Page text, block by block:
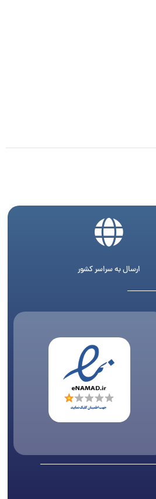
ارسال به سراسر کشور